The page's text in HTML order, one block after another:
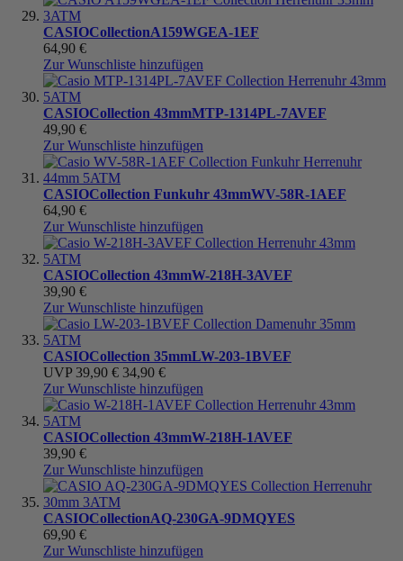
CASIOCollectionA159WGEA-1EF
64,90 €
Zur Wunschliste hinzufügen
CASIOCollection 43mmMTP-1314PL-7AVEF
49,90 €
Zur Wunschliste hinzufügen
CASIOCollection Funkuhr 43mmWV-58R-1AEF
64,90 €
Zur Wunschliste hinzufügen
CASIOCollection 43mmW-218H-3AVEF
39,90 €
Zur Wunschliste hinzufügen
CASIOCollection 35mmLW-203-1BVEF
UVP 39,90 € 34,90 €
Zur Wunschliste hinzufügen
CASIOCollection 43mmW-218H-1AVEF
39,90 €
Zur Wunschliste hinzufügen
CASIOCollectionAQ-230GA-9DMQYES
69,90 €
Zur Wunschliste hinzufügen